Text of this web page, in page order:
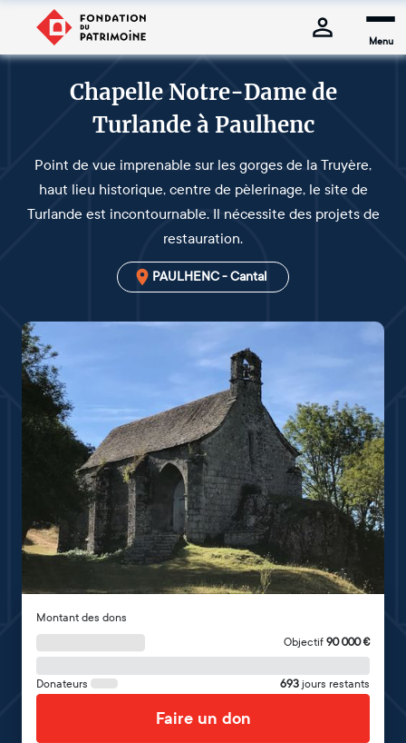
Menu
Chapelle Notre-Dame de
Turlande à Paulhenc
Point de vue imprenable sur les gorges de la Truyère,
haut lieu historique, centre de pèlerinage, le site de
Turlande est incontournable. Il nécessite des projets de
restauration.
PAULHENC - Cantal
Montant des dons
Objectif 90 000€
Donateurs 693 jours restants
Faire un don